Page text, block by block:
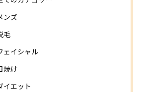
ンズ
毛
ェイシャル
焼け
イエット